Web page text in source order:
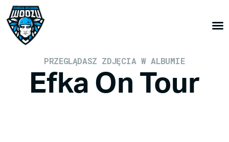
PRZEGLĄDASZ ZDJĘCIA W ALBUMIE
Efka On Tour